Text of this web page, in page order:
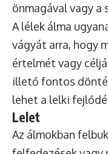
önmagával vagy
A lélek álma
vágyát arra, hogy
értelmét vagy
illető fontos
lehet a lelki
Lelet
Az álmokban